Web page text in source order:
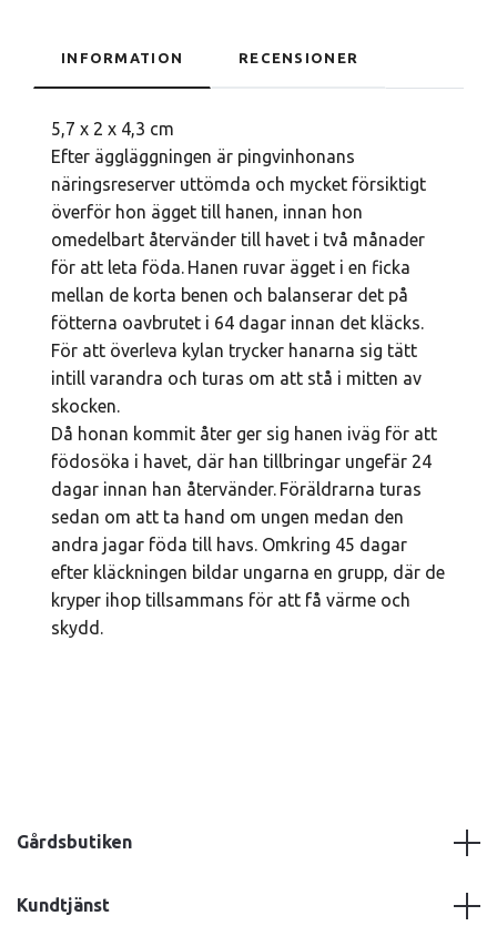
INFORMATION RECENSIONER
5,7 x 2 x 4,3 cm
Efter äggläggningen är pingvinhonans
näringsreserver uttömda och mycket försiktigt
överför hon ägget till hanen, innan hon
omedelbart återvänder till havet i två månader
för att leta föda. Hanen ruvar ägget i en ficka
mellan de korta benen och balanserar det på
fötterna oavbrutet i 64 dagar innan det kläcks.
För att överleva kylan trycker hanarna sig tätt
intill varandra och turas om att stå i mitten av
skocken.
Då honan kommit åter ger sig hanen iväg för att
födosöka i havet, där han tillbringar ungefär 24
dagar innan han återvänder. Föräldrarna turas
sedan om att ta hand om ungen medan den
andra jagar föda till havs. Omkring 45 dagar
efter kläckningen bildar ungarna en grupp, där de
kryper ihop tillsammans för att få värme och
skydd.
Gårdsbutiken
Kundtjänst